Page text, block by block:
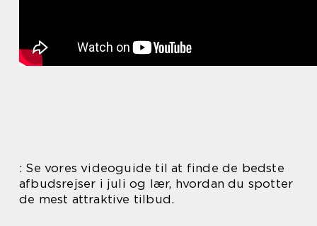
: Se vores videoguide til at finde de bedste
afbudsrejser i juli og lær, hvordan du spotter
de mest attraktive tilbud.